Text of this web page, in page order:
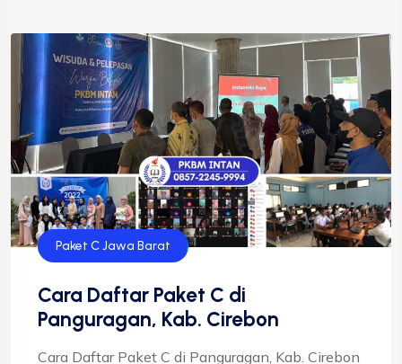
Paket C Jawa Barat
Cara Daftar Paket C di
Panguragan, Kab. Cirebon
Cara Daftar Paket C di Panguragan, Kab. Cirebon